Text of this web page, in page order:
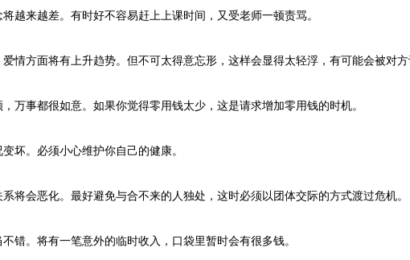
越来越差。有时好不容易赶上上课时间，又受老师一顿责骂。
情方面将有上升趋势。但不可太得意忘形，这样会显得太轻浮，有可能会被对
万事都很如意。如果你觉得零用钱太少，这是请求增加零用钱的时机。
坏。必须小心维护你自己的健康。
将会恶化。最好避免与合不来的人独处，这时必须以团体交际的方式渡过危机。
错。将有一笔意外的临时收入，口袋里暂时会有很多钱。